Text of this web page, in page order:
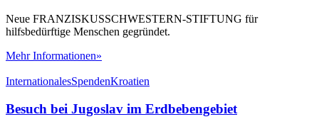
Neue FRANZISKUSSCHWESTERN-STIFTUNG für
hilfsbedürftige Menschen gegründet.
Mehr Informationen»
InternationalesSpendenKroatien
Besuch bei Jugoslav im Erdbebengebiet